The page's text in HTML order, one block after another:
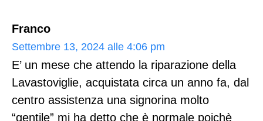
Franco
Settembre 13, 2024 alle 4:06 pm
E’ un mese che attendo la riparazione della
Lavastoviglie, acquistata circa un anno fa, dal
centro assistenza una signorina molto
“gentile” mi ha detto che è normale poichè